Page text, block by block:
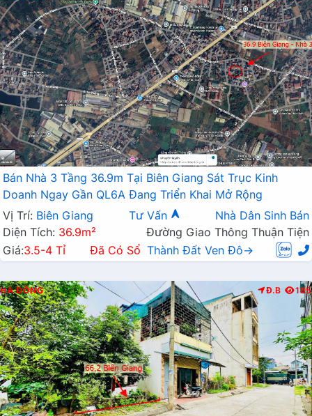
Bán Nhà 3 Tầng 36.9m Tại Biên Giang Sát Trục Kinh
Doanh Ngay Gần QL6A Đang Triển Khai Mở Rộng
Vị Trí: Biên Giang Tư Vấn
Nhà Dân Sinh Bán
Diện Tích: 36.9m²
Đường Giao Thông Thuận Tiện
Giá:3.5-4 Tỉ Đã Có Sổ Thành Đất Ven Đô→
HÀ ĐÔNG Đ.B 185